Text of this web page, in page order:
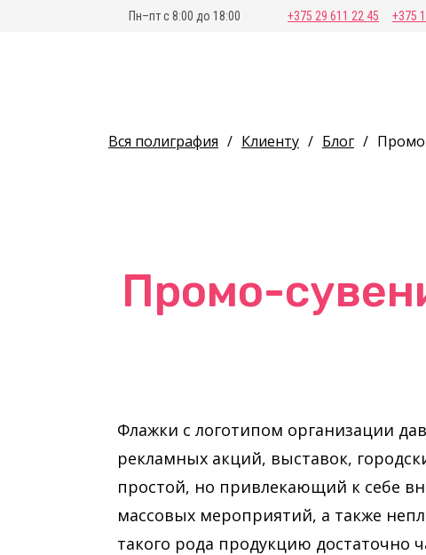
Пн–пт с 8:00 до 18:00 +375 29 611 22 45 +375
Вся полиграфия / Клиенту / Блог /
Промо-
Флажки с логотипом организации
рекламных акций, выставок,
простой, но привлекающий к себе
массовых мероприятий, а также
такого рода продукцию достаточно